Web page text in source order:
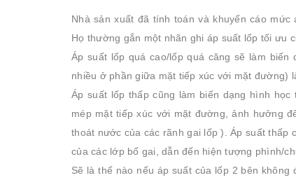
Nhà sản xuất đã tính toán và khuyến cáo
Họ thường gắn một nhãn ghi áp suất lốp tối ưu
Áp suất lốp quá cao/lốp quá căng sẽ làm
nhiều ở phần giữa mặt tiếp xúc với mặt đường)
Áp suất lốp thấp cũng làm biến dạng hình
mép mặt tiếp xúc với mặt đường, ảnh hưởng
thoát nước của các rãnh gai lốp ). Áp suất thấp
của các lớp bố gai, dẫn đến hiện tượng phình/
Sẽ là thế nào nếu áp suất của lốp 2 bên